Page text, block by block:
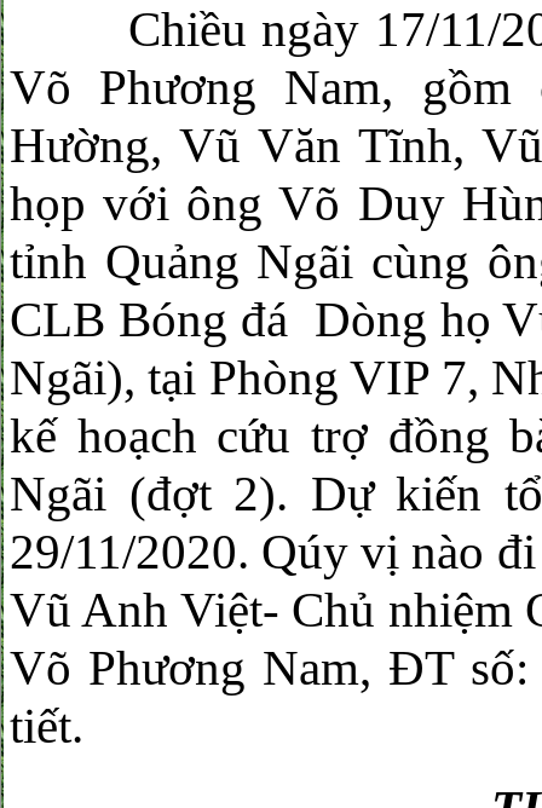
Chiều ngày 17/11/
Võ Phương Nam,
Hường, Vũ Văn Tĩnh,
họp với ông Võ Duy
tỉnh Quảng Ngãi cùng
CLB Bóng đá Dòng họ
Ngãi), tại Phòng VIP 7,
kế hoạch cứu trợ đồng
Ngãi (đợt 2). Dự kiến
29/11/2020. Qúy vị nào
Vũ Anh Việt- Chủ nhiệm
Võ Phương Nam, ĐT
tiết.